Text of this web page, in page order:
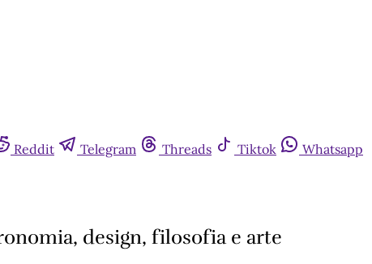
Reddit Telegram Threads Tiktok
Whatsapp
design, filosofia e arte